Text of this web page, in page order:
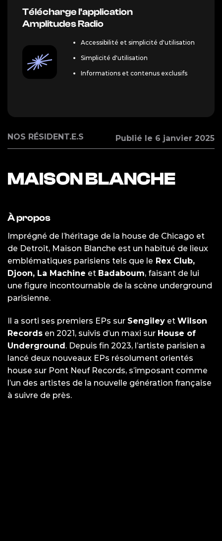
Télécharge l'application
Amplitudes Radio
Accessibilité et simplicité d'utilisation
Simplicité d'utilisation
Informations et contenus exclusifs
NOS RÉSIDENT.E.S Publié le 6 janvier 2025
MAISON BLANCHE
À propos
Imprégné de l’héritage de la house de Chicago et
de Detroit, Maison Blanche est un habitué de lieux
emblématiques parisiens tels que le Rex Club,
Djoon, La Machine et Badaboum, faisant de lui
une figure incontournable de la scène underground
parisienne.
Il a sorti ses premiers EPs sur Sengiley et Wilson
Records en 2021, suivis d’un maxi sur House of
Underground. Depuis fin 2023, l’artiste parisien a
lancé deux nouveaux EPs résolument orientés
house sur Pont Neuf Records, s’imposant comme
l’un des artistes de la nouvelle génération française
à suivre de près.